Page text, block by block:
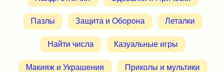
Пазлы Защита и Оборона Леталки
Найти числа Казуальные игры
Макияж и Украшения Приколы и мультики